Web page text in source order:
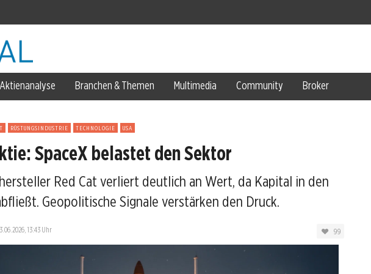
stand
Aktienanalyse Branchen & Themen Multimedia Community Broker
RÜSTUNGSINDUSTRIE TECHNOLOGIE USA
SpaceX belastet den Sektor
Red Cat verliert deutlich an Wert, da Kapital in den
Geopolitische Signale verstärken den Druck.
13:43 Uhr 99